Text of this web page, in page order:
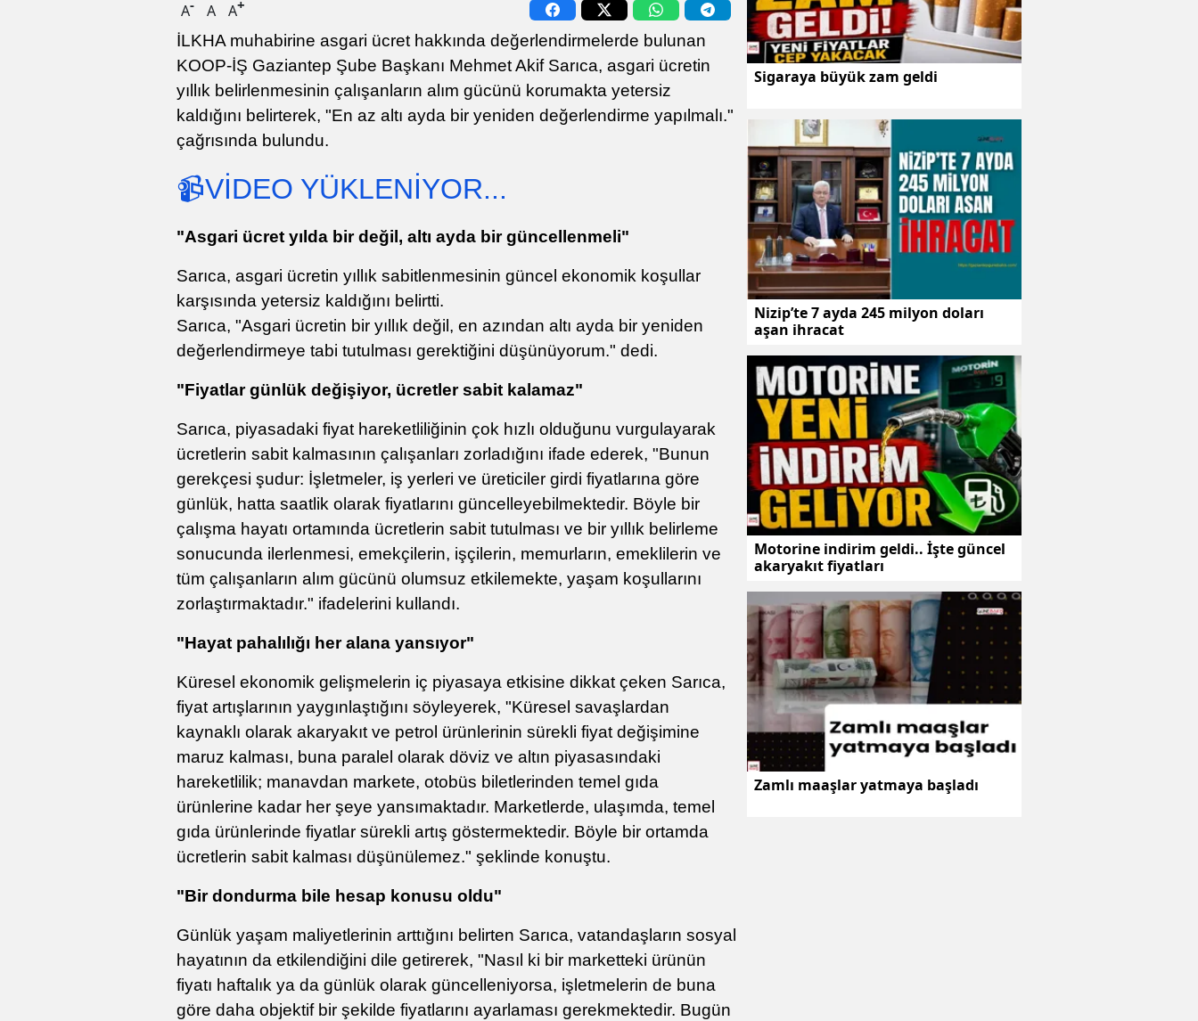
A- A A+
İLKHA muhabirine asgari ücret hakkında değerlendirmelerde bulunan
KOOP-İŞ Gaziantep Şube Başkanı Mehmet Akif Sarıca, asgari ücretin
yıllık belirlenmesinin çalışanların alım gücünü korumakta yetersiz
kaldığını belirterek, "En az altı ayda bir yeniden değerlendirme yapılmalı."
çağrısında bulundu.
📹VİDEO YÜKLENİYOR...
"Asgari ücret yılda bir değil, altı ayda bir güncellenmeli"
Sarıca, asgari ücretin yıllık sabitlenmesinin güncel ekonomik koşullar
karşısında yetersiz kaldığını belirtti.
Sarıca, "Asgari ücretin bir yıllık değil, en azından altı ayda bir yeniden
değerlendirmeye tabi tutulması gerektiğini düşünüyorum." dedi.
"Fiyatlar günlük değişiyor, ücretler sabit kalamaz"
Sarıca, piyasadaki fiyat hareketliliğinin çok hızlı olduğunu vurgulayarak
ücretlerin sabit kalmasının çalışanları zorladığını ifade ederek, "Bunun
gerekçesi şudur: İşletmeler, iş yerleri ve üreticiler girdi fiyatlarına göre
günlük, hatta saatlik olarak fiyatlarını güncelleyebilmektedir. Böyle bir
çalışma hayatı ortamında ücretlerin sabit tutulması ve bir yıllık belirleme
sonucunda ilerlenmesi, emekçilerin, işçilerin, memurların, emeklilerin ve
tüm çalışanların alım gücünü olumsuz etkilemekte, yaşam koşullarını
zorlaştırmaktadır." ifadelerini kullandı.
"Hayat pahalılığı her alana yansıyor"
Küresel ekonomik gelişmelerin iç piyasaya etkisine dikkat çeken Sarıca,
fiyat artışlarının yaygınlaştığını söyleyerek, "Küresel savaşlardan
kaynaklı olarak akaryakıt ve petrol ürünlerinin sürekli fiyat değişimine
maruz kalması, buna paralel olarak döviz ve altın piyasasındaki
hareketlilik; manavdan markete, otobüs biletlerinden temel gıda
ürünlerine kadar her şeye yansımaktadır. Marketlerde, ulaşımda, temel
gıda ürünlerinde fiyatlar sürekli artış göstermektedir. Böyle bir ortamda
ücretlerin sabit kalması düşünülemez." şeklinde konuştu.
"Bir dondurma bile hesap konusu oldu"
Günlük yaşam maliyetlerinin arttığını belirten Sarıca, vatandaşların sosyal
hayatının da etkilendiğini dile getirerek, "Nasıl ki bir marketteki ürünün
fiyatı haftalık ya da günlük olarak güncelleniyorsa, işletmelerin de buna
göre daha objektif bir şekilde fiyatlarını ayarlaması gerekmektedir. Bugün
Sigaraya büyük zam geldi
Nizip’te 7 ayda 245 milyon doları
aşan ihracat
Motorine indirim geldi.. İşte güncel
akaryakıt fiyatları
Zamlı maaşlar yatmaya başladı